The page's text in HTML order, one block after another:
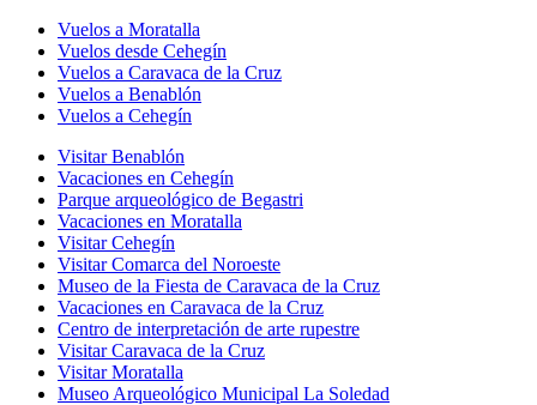
Vuelos a Moratalla
Vuelos desde Cehegín
Vuelos a Caravaca de la Cruz
Vuelos a Benablón
Vuelos a Cehegín
Visitar Benablón
Vacaciones en Cehegín
Parque arqueológico de Begastri
Vacaciones en Moratalla
Visitar Cehegín
Visitar Comarca del Noroeste
Museo de la Fiesta de Caravaca de la Cruz
Vacaciones en Caravaca de la Cruz
Centro de interpretación de arte rupestre
Visitar Caravaca de la Cruz
Visitar Moratalla
Museo Arqueológico Municipal La Soledad